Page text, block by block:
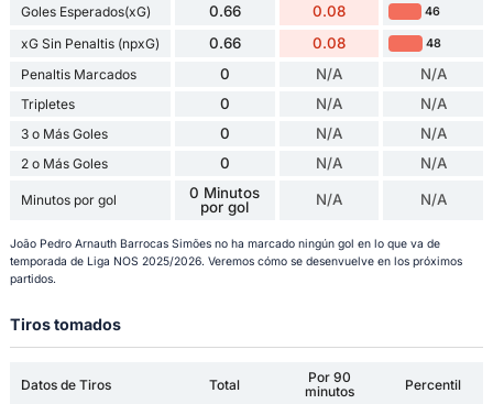
Goles Esperados(xG) 0.66 0.08 46
xG Sin Penaltis (npxG) 0.66 0.08 48
Penaltis Marcados 0 N/A N/A
Tripletes 0 N/A N/A
3 o Más Goles 0 N/A N/A
2 o Más Goles 0 N/A N/A
Minutos por gol
0 Minutos
por gol
N/A N/A
João Pedro Arnauth Barrocas Simões no ha marcado ningún gol en lo que va de
temporada de Liga NOS 2025/2026. Veremos cómo se desenvuelve en los próximos
partidos.
Tiros tomados
Datos de Tiros Total
Por 90
minutos
Percentil